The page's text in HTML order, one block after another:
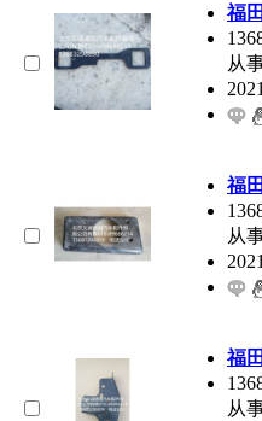
福
从
福
从
福
从